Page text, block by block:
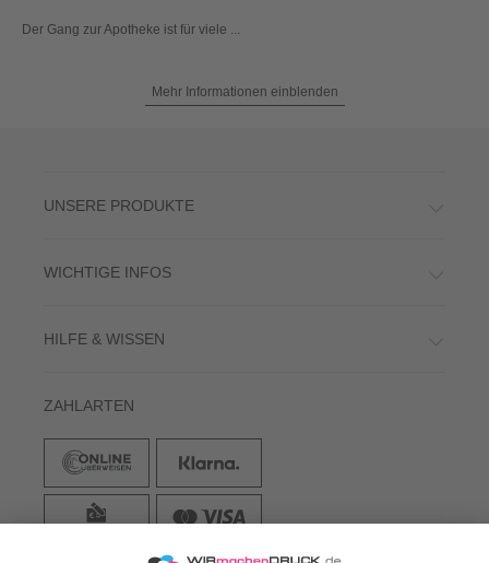
Der Gang zur Apotheke ist für viele ...
Mehr Informationen einblenden
UNSERE PRODUKTE
WICHTIGE INFOS
HILFE & WISSEN
ZAHLARTEN